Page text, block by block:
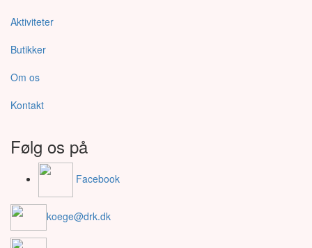
Aktiviteter
Butikker
Om os
Kontakt
Følg os på
Facebook
koege@drk.dk